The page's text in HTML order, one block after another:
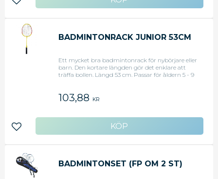
Lägg till i favoriter
BADMINTONRACK JUNIOR 53CM
Ett mycket bra badmintonrack för nybörjare eller
barn. Den kortare längden gör det enklare att
träffa bollen. Längd 53 cm. Passar för åldern 5 - 9
103,88 KR
Lägg till i favoriter
BADMINTONSET (FP OM 2 ST)